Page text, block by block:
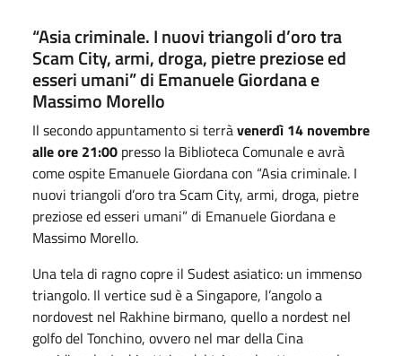
“Asia criminale. I nuovi triangoli d’oro tra
Scam City, armi, droga, pietre preziose ed
esseri umani” di Emanuele Giordana e
Massimo Morello
Il secondo appuntamento si terràvenerdì 14 novembre
alle ore 21:00 presso la Biblioteca Comunale e avrà
come ospite Emanuele Giordana con “Asia criminale. I
nuovi triangoli d’oro tra Scam City, armi, droga, pietre
preziose ed esseri umani” di Emanuele Giordana e
Massimo Morello.
Una tela di ragno copre il Sudest asiatico: un immenso
triangolo. Il vertice sud è a Singapore, l’angolo a
nordovest nel Rakhine birmano, quello a nordest nel
golfo del Tonchino, ovvero nel mar della Cina